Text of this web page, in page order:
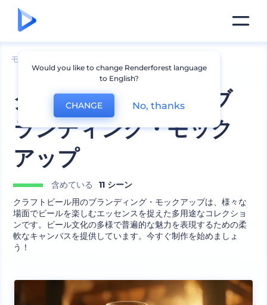
モックアップ
クラフトビール用のブ
ランディング・モック
アップ
含めている
11 シーン
クラフトビール用のブランディング・モックアップは、様々な
場面でビールを楽しむエッセンスを捉えた多用途なコレクショ
ンです。ビール文化の多様で普遍的な魅力を表現するための柔
軟なキャンバスを提供しています。今すぐ制作を始めましょ
う！
Would you like to change Renderforest language
to English?
CHANGE No, thanks